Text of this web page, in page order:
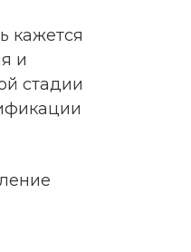
кажется
и
стадии